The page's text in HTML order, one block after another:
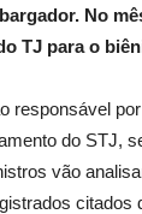
No
TJ para o
responsável
do STJ,
vão
citados